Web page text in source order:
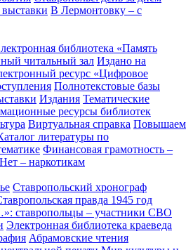
В Лермонтовку – с
библиотека «Память
читальный зал Издано на
ресурс «Цифровое
Полнотекстовые базы
Издания Тематические
ресурсы библиотек
Виртуальная справка Повышаем
литературы по
Финансовая грамотность –
Нет – наркотикам
Ставропольский хронограф
правда 1945 год
ставропольцы – участники СВО
Электронная библиотека краеведа
Абрамовские чтения